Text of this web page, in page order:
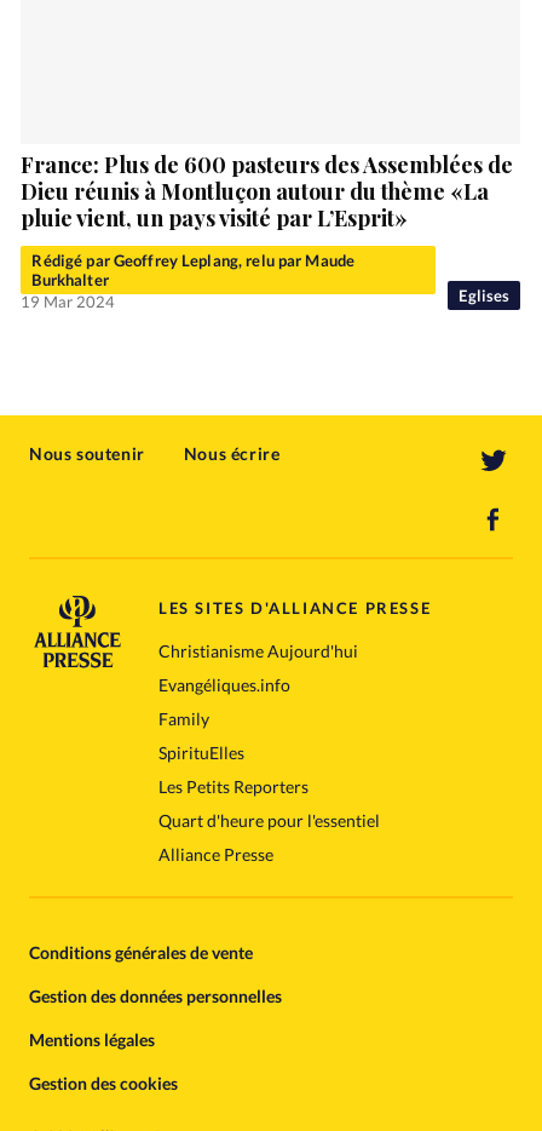
Eglises
France: Plus de 600 pasteurs des Assemblées de
Dieu réunis à Montluçon autour du thème «La
pluie vient, un pays visité par L’Esprit»
Rédigé par Geoffrey Leplang, relu par Maude
Burkhalter
19 Mar 2024
Nous soutenir Nous écrire
LES SITES D'ALLIANCE PRESSE
Christianisme Aujourd'hui
Evangéliques.info
Family
SpirituElles
Les Petits Reporters
Quart d'heure pour l'essentiel
Alliance Presse
Conditions générales de vente
Gestion des données personnelles
Mentions légales
Gestion des cookies